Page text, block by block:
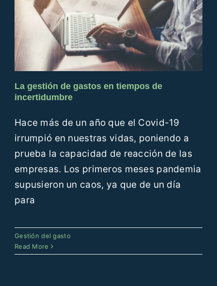
La gestión de gastos en tiempos de
incertidumbre
Hace más de un año que el Covid-19
irrumpió en nuestras vidas, poniendo a
prueba la capacidad de reacción de las
empresas. Los primeros meses pandemia
supusieron un caos, ya que de un día
para
Gestión del gasto
Read More
El fraude en la gestión de gastos